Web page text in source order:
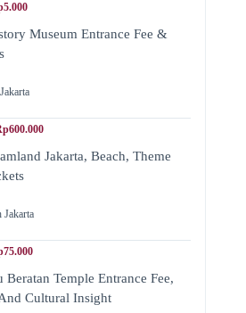
Museum Entrance Fee &
Jakarta, Beach, Theme
Jakarta
Beratan Temple Entrance Fee,
Cultural Insight